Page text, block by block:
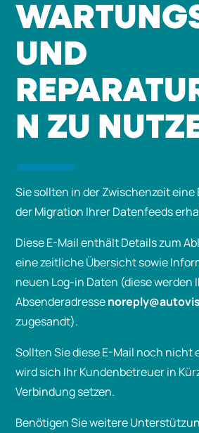
UND
N ZU
Sie sollten in der Zwischenzeit eine
der Migration Ihrer Datenfeeds
Diese E-Mail enthält Details zum
eine zeitliche Übersicht sowie
neuen Log-in Daten (diese werden
Absenderadresse
zugesandt).
Sollten Sie diese E-Mail noch nicht
wird sich Ihr Kundenbetreuer in
Verbindung setzen.
Benötigen Sie weitere